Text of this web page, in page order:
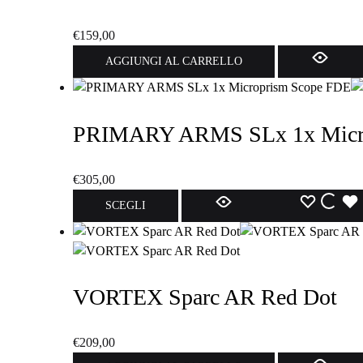
€159,00
AGGIUNGI AL CARRELLO
PRIMARY ARMS SLx 1x
€305,00
SCEGLI
Questo
ha
più
Le
essere
LISTA
DEI DEI
VORTEX Sparc AR Red Dot
€209,00